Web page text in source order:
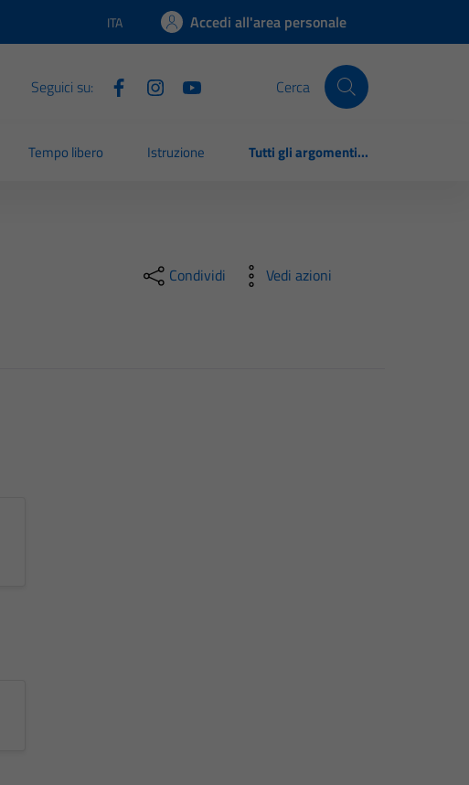
Lingua attiva:
ITA Accedi all'area personale
Seguici su: Cerca
Tempo libero Istruzione Tutti gli argomenti...
Condividi Vedi azioni